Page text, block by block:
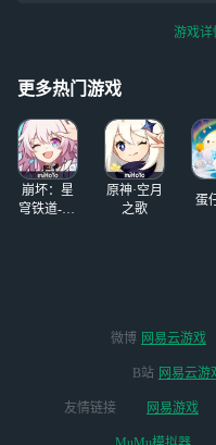
水星。。。，。
来！！！！！
版本不狂想37的，狂想是
吧，现在是2024年五月
游戏详
更多热门游戏
崩坏：星
穹铁道-4.4
原神·空月
之歌
蛋
微博 网易云游戏
B站 网易云游
友情链接 网易游戏